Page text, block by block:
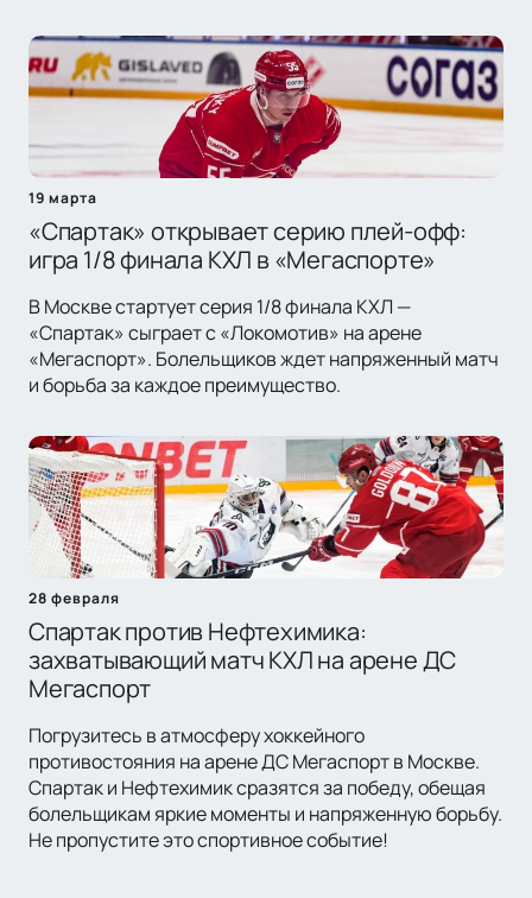
19 марта
«Спартак» открывает серию плей-офф:
игра 1/8 финала КХЛ в «Мегаспорте»
В Москве стартует серия 1/8 финала КХЛ —
«Спартак» сыграет с «Локомотив» на арене
«Мегаспорт». Болельщиков ждет напряженный матч
и борьба за каждое преимущество.
28 февраля
Спартак против Нефтехимика:
захватывающий матч КХЛ на арене ДС
Мегаспорт
Погрузитесь в атмосферу хоккейного
противостояния на арене ДС Мегаспорт в Москве.
Спартак и Нефтехимик сразятся за победу, обещая
болельщикам яркие моменты и напряженную борьбу.
Не пропустите это спортивное событие!